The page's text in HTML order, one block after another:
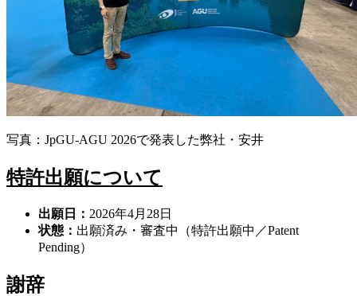
写真：JpGU-AGU 2026で発表した弊社・安井
特許出願について
出願日： 2026年4月 28日
状態： 出願済み・審査中（特許出願中／Patent
Pending）
謝辞